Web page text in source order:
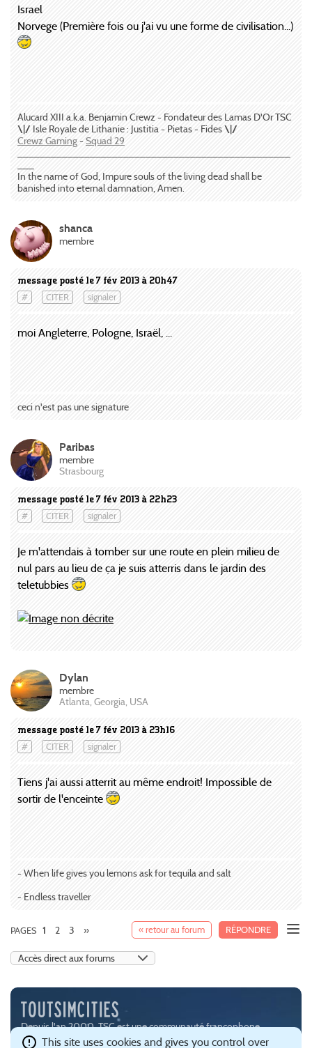
Israel
Norvege (Première fois ou j'ai vu une forme de civilisation...)
Alucard XIII a.k.a. Benjamin Crewz - Fondateur des Lamas D'Or TSC
\|/ Isle Royale de Lithanie : Justitia - Pietas - Fides\|/
Crewz Gaming-Squad 29
In the name of God, Impure souls of the living dead shall be
banished into eternal damnation, Amen.
message posté le 7 fév 2013 à 20h47
# CITER signaler
shanca
membre
moi Angleterre, Pologne, Israël, ...
ceci n'est pas une signature
message posté le 7 fév 2013 à 22h23
# CITER signaler
Paribas
membre
Strasbourg
Je m'attendais à tomber sur une route en plein milieu de
nul pars au lieu de ça je suis atterris dans le jardin des
teletubbies
message posté le 7 fév 2013 à 23h16
# CITER signaler
Dylan
membre
Atlanta, Georgia, USA
Tiens j'ai aussi atterrit au même endroit! Impossible de
sortir de l'enceinte
- When life gives you lemons ask for tequila and salt
- Endless traveller
« retour au forum RÉPONDRE
PAGES 1 2 3 »
Depuis l'an 2000, TSC est une communauté francophone
passionnée par les jeux de simulation urbaine, notamment
This site uses cookies and gives you control over